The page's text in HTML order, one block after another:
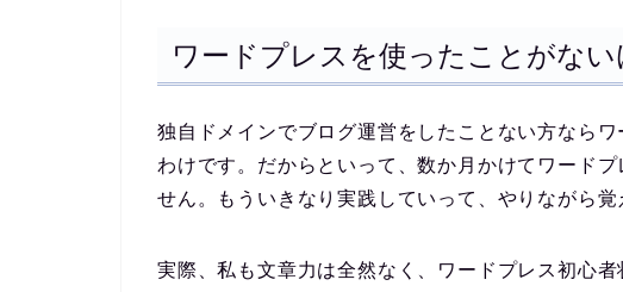
ワードプレスを使ったことがない
独自ドメインでブログ運営をしたことない方なら
わけです。だからといって、数か月かけてワード
せん。もういきなり実践していって、やりながら覚
実際、私も文章力は全然なく、ワードプレス初心